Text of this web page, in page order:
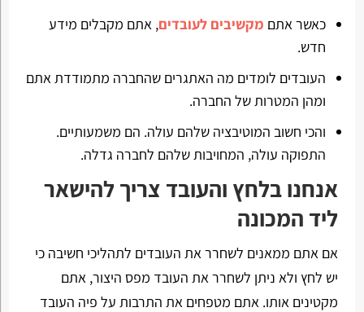
כאשר אתם מקשיבים לעובדים, אתם מקבלים מידע
חדש.
העובדים לומדים מה האתגרים שהחברה מתמודדת אתם
ומהן המטרות של החברה.
והכי חשוב המוטיבציה שלהם עולה. הם משמעותיים.
התפוקה עולה, המחויבות שלהם לחברה גדלה.
אנחנו בלחץ והעובד צריך להישאר
ליד המכונה
אם אתם ממאנים לשחרר את העובדים לתהליכי חשיבה כי
יש לחץ ולא ניתן לשחרר את העובד מפס היצור, אתם
מקטינים אותו. אתם מטפחים את התרבות על פיה העובד